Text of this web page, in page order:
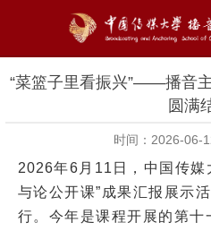
“菜篮子里看振兴”——播音
圆满
时间：2026-06-
2026年6月11日，中国传媒
与论公开课”成果汇报展示
行。今年是课程开展的第十